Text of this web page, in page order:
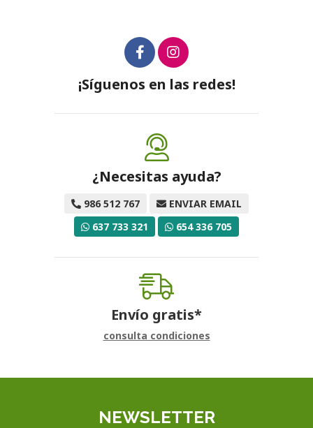
¡Síguenos en las redes!
¿Necesitas ayuda?
986 512 767
ENVIAR EMAIL
637 733 321
654 336 705
Envío gratis*
consulta condiciones
NEWSLETTER